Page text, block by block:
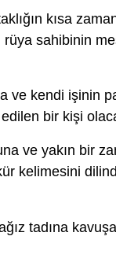
kısa
sahibinin
ve kendi işinin
bir kişi
ve yakın bir
kelimesini
tadına